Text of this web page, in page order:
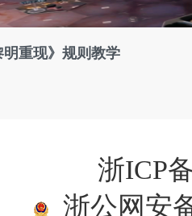
明重现》规则教学
浙ICP
浙公网安